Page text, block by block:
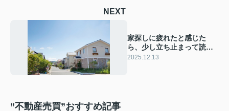
NEXT
家探しに疲れたと感じた
ら、少し立ち止まって読ん
でほしい話
2025.12.13
”不動産売買”おすすめ記事